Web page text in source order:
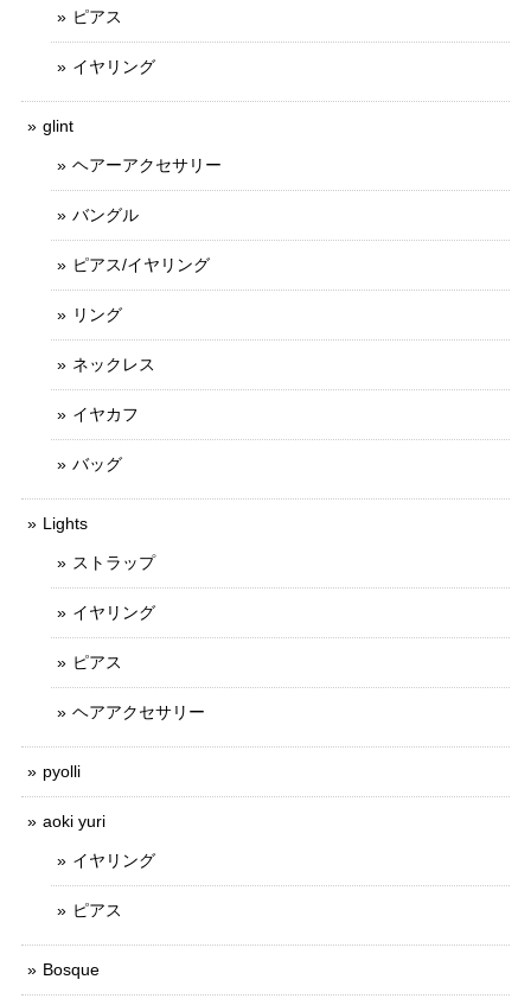
ピアス
イヤリング
glint
ヘアーアクセサリー
バングル
ピアス/イヤリング
リング
ネックレス
イヤカフ
バッグ
Lights
ストラップ
イヤリング
ピアス
ヘアアクセサリー
pyolli
aoki yuri
イヤリング
ピアス
Bosque